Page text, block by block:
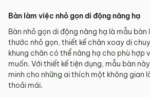
Bàn làm việc nhỏ gọn di động nâng hạ
Bàn nhỏ gọn di động nâng hạ là mẫu
thước nhỏ gọn, thiết kế chân xoay di
khung chân có thể nâng hạ cho phù hợp
muốn. Với thiết kế tiện dụng, mẫu bàn
minh cho những ai thích một không gian
thoải mái.